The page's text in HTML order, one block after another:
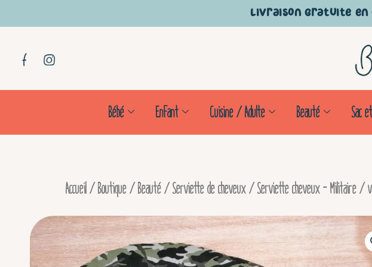
contenu
Livraison gratuite en
Bébé Enfant Cuisine / Adulte Beauté Sac
Accueil/Boutique/Beauté/Serviette de cheveux/ Serviette cheveux – Militaire /